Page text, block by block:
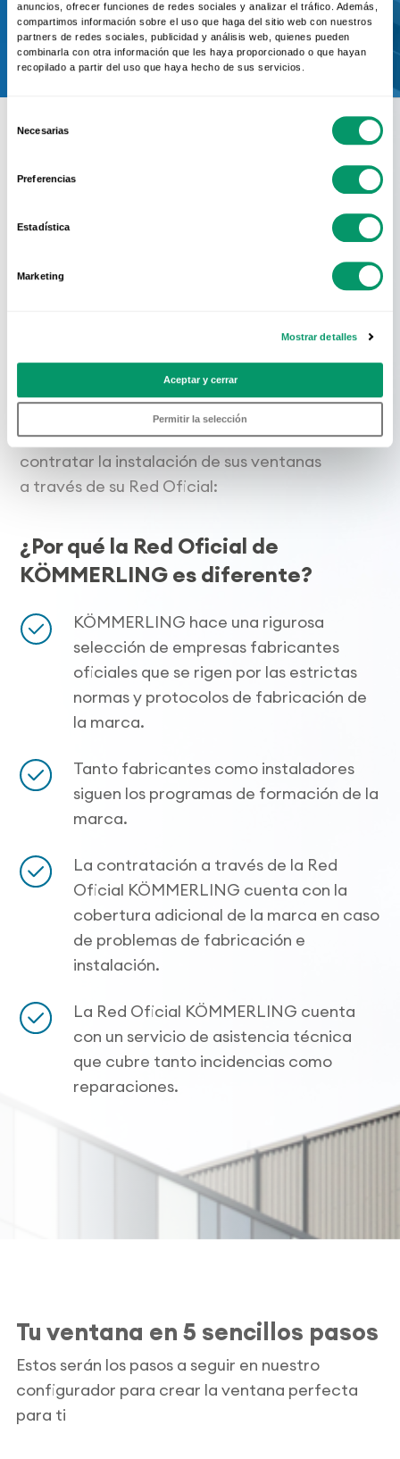
anuncios, ofrecer funciones de redes sociales y analizar el tráfico. Además,
compartimos información sobre el uso que haga del sitio web con nuestros
partners de redes sociales, publicidad y análisis web, quienes pueden
combinarla con otra información que les haya proporcionado o que hayan
recopilado a partir del uso que haya hecho de sus servicios.
de
Necesarias
Preferencias
Estadística
Marketing
Mostrar detalles
Aceptar y cerrar
Permitir la selección
Contactar
Oficial
KÖMMERLING
En KÖMMERLING sabemos que el mejor
sistema de perfiles no sirve de nada si no
se acompaña de una cuidada
fabricación e instalación de la ventana.
Por eso KÖMMERLING solo recomienda
contratar la instalación de sus ventanas
a través de su Red Oficial:
¿Por qué la Red Oficial de
KÖMMERLING es diferente?
KÖMMERLING hace una rigurosa
selección de empresas fabricantes
oficiales que se rigen por las estrictas
normas y protocolos de fabricación de
la marca.
Tanto fabricantes como instaladores
siguen los programas de formación de la
marca.
La contratación a través de la Red
Oficial KÖMMERLING cuenta con la
cobertura adicional de la marca en caso
de problemas de fabricación e
instalación.
La Red Oficial KÖMMERLING cuenta
con un servicio de asistencia técnica
que cubre tanto incidencias como
reparaciones.
Tu ventana en 5 sencillos pasos
Estos serán los pasos a seguir en nuestro
configurador para crear la ventana perfecta
para ti